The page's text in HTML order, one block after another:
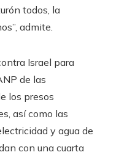
todos, la
admite.
Israel para
de las
los presos
así como las
y agua de
con una cuarta